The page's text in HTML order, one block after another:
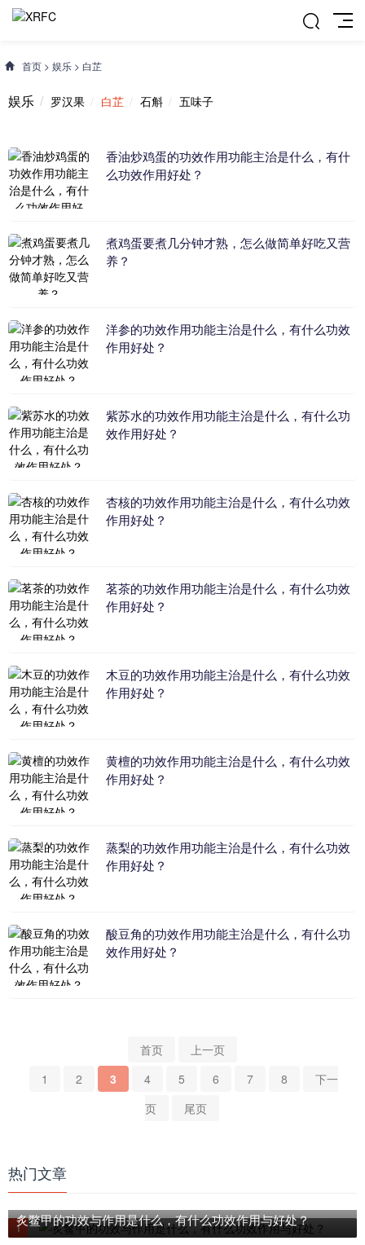
首页 > 娱乐 > 白芷
娱乐 罗汉果 白芷 石斛 五味子
香油炒鸡蛋的功效作用功能主治是什么，有什
么功效作用好处？
煮鸡蛋要煮几分钟才熟，怎么做简单好吃又营
养？
洋参的功效作用功能主治是什么，有什么功效
作用好处？
紫苏水的功效作用功能主治是什么，有什么功
效作用好处？
杏核的功效作用功能主治是什么，有什么功效
作用好处？
茗茶的功效作用功能主治是什么，有什么功效
作用好处？
木豆的功效作用功能主治是什么，有什么功效
作用好处？
黄檀的功效作用功能主治是什么，有什么功效
作用好处？
蒸梨的功效作用功能主治是什么，有什么功效
作用好处？
酸豆角的功效作用功能主治是什么，有什么功
效作用好处？
首页
上一页
1
2 3 4 5 6 7 8
下一
页
尾页
热门文章
1
炙鳖甲的功效与作用是什么，有什么功效作用与好处？